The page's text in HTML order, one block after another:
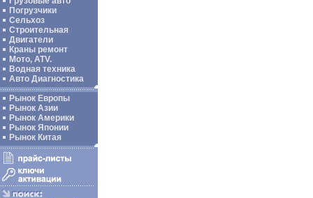
Погрузчики
Сельхоз
Строительная
Двигатели
Краны ремонт
Мото, ATV.
Водная техника
Авто Диагностика
Рынок Европы
Рынок Азии
Рынок Америки
Рынок Японии
Рынок Китая